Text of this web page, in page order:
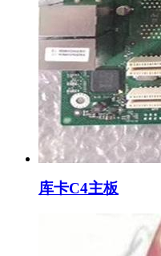
库卡C4主板